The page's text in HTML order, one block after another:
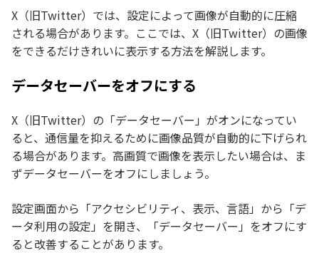
X（旧Twitter）で画像の画質が悪い場合のよく
ある質問
まとめ
X（旧Twitter）では、設定によって画像が自動的に圧縮
される場合があります。ここでは、X（旧Twitter）の画像
をできるだけきれいに表示する方法を解説します。
データセーバーをオフにする
X（旧Twitter）の「データセーバー」がオンになってい
ると、通信量を抑えるために画像品質が自動的に下げられ
る場合があります。高画質で画像を表示したい場合は、ま
ずデータセーバーをオフにしましょう。
設定画面から「アクセシビリティ、表示、言語」から「デ
ータ利用の設定」を開き、「データセーバー」をオフにす
ると改善することがあります。